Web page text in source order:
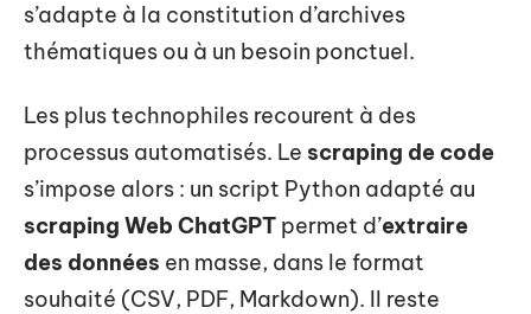
s’adapte à la constitution d’archives
thématiques ou à un besoin ponctuel.
Les plus technophiles recourent à des
processus automatisés. Le scraping de code
s’impose alors : un script Python adapté au
scraping Web ChatGPT permet d’extraire
des données en masse, dans le format
souhaité (CSV, PDF, Markdown). Il reste